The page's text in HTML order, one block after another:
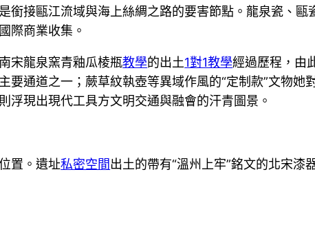
銜接甌江流域與海上絲綢之路的要害節點。龍泉瓷、
際商業收集。
宋龍泉窯青釉瓜棱瓶教學的出土1對1教學經過歷程，由
通道之一；蕨草紋執壺等異域作風的“定制款”文物她
浮現出現代工具方文明交通與融會的汗青圖景。
置。遺址私密空間出土的帶有“溫州上牢”銘文的北宋漆